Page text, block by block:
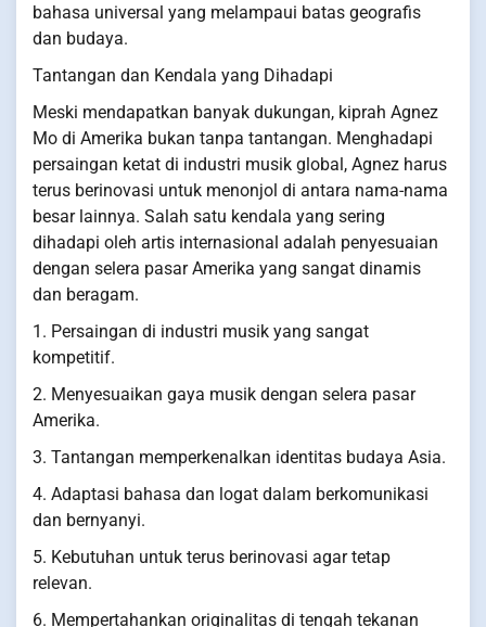
bahasa universal yang melampaui batas geografis
dan budaya.
Tantangan dan Kendala yang Dihadapi
Meski mendapatkan banyak dukungan, kiprah Agnez
Mo di Amerika bukan tanpa tantangan. Menghadapi
persaingan ketat di industri musik global, Agnez harus
terus berinovasi untuk menonjol di antara nama-nama
besar lainnya. Salah satu kendala yang sering
dihadapi oleh artis internasional adalah penyesuaian
dengan selera pasar Amerika yang sangat dinamis
dan beragam.
1. Persaingan di industri musik yang sangat
kompetitif.
2. Menyesuaikan gaya musik dengan selera pasar
Amerika.
3. Tantangan memperkenalkan identitas budaya Asia.
4. Adaptasi bahasa dan logat dalam berkomunikasi
dan bernyanyi.
5. Kebutuhan untuk terus berinovasi agar tetap
relevan.
6. Mempertahankan originalitas di tengah tekanan